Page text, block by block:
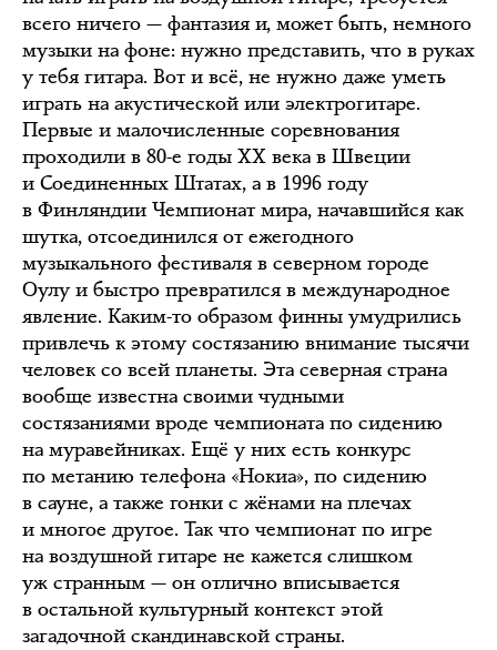
всего ничего — фантазия и, может быть, немного
музыки на фоне: нужно представить, что в руках
у тебя гитара. Вот и всё, не нужно даже уметь
играть на акустической или электрогитаре.
Первые и малочисленные соревнования
проходили в 80-е годы XX века в Швеции
и Соединенных Штатах, а в 1996 году
в Финляндии Чемпионат мира, начавшийся как
шутка, отсоединился от ежегодного
музыкального фестиваля в северном городе
Оулу и быстро превратился в международное
явление. Каким-то образом финны умудрились
привлечь к этому состязанию внимание тысячи
человек со всей планеты. Эта северная страна
вообще известна своими чудными
состязаниями вроде чемпионата по сидению
на муравейниках. Ещё у них есть конкурс
по метанию телефона «Нокиа», по сидению
в сауне, а также гонки с жёнами на плечах
и многое другое. Так что чемпионат по игре
на воздушной гитаре не кажется слишком
уж странным — он отлично вписывается
в остальной культурный контекст этой
загадочной скандинавской страны.